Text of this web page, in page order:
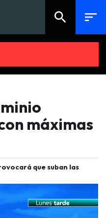
search sort
máximas
que suban las